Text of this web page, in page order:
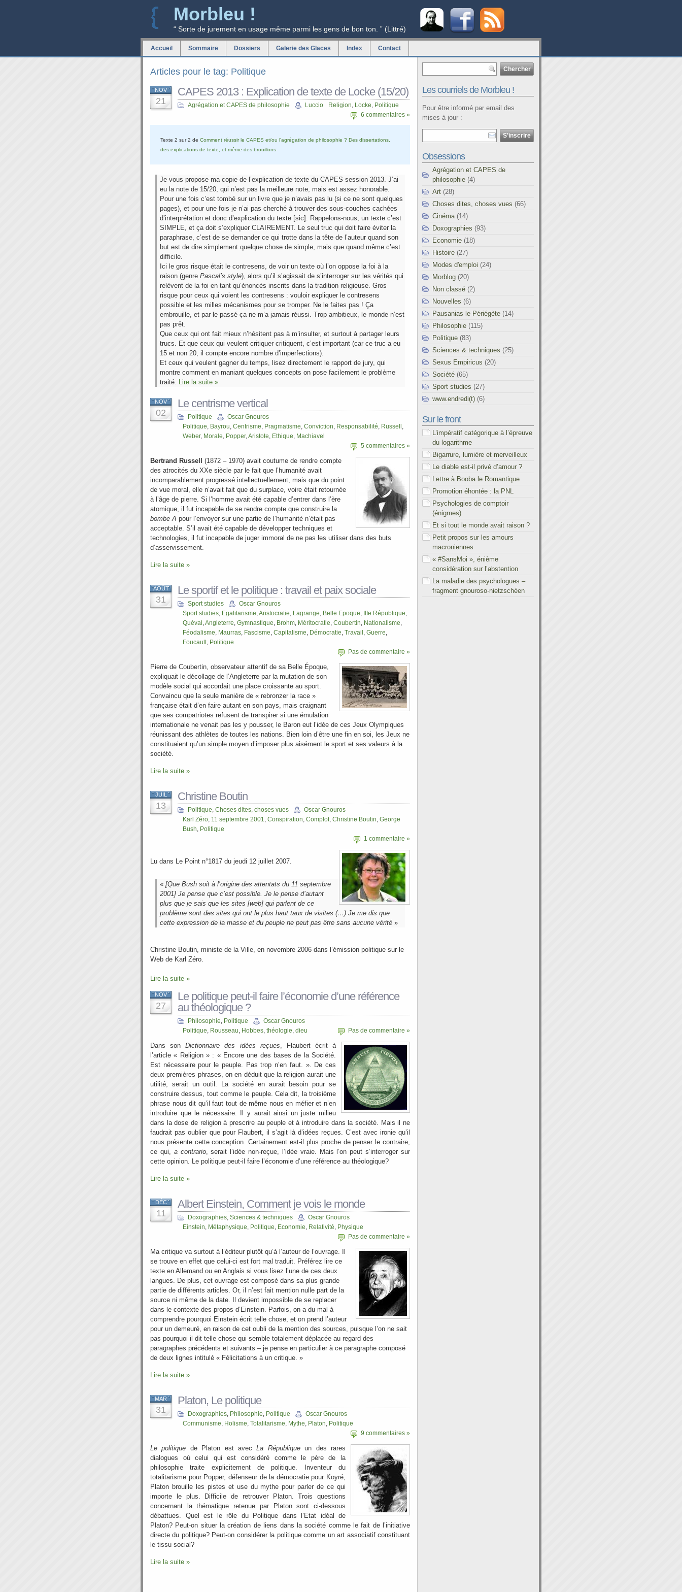
Morbleu !
“ Sorte de jurement en usage même parmi les gens de bon ton. ” (Littré)
Accueil Sommaire Dossiers Galerie des Glaces Index Contact
Articles pour le tag: Politique
NOV
21
CAPES 2013 : Explication de texte de Locke (15/20)
Agrégation et CAPES de philosophie Luccio Religion, Locke, Politique
6 commentaires »
Texte 2 sur 2 de Comment réussir le CAPES et/ou l'agrégation de philosophie ? Des dissertations,
des explications de texte, et même des brouillons
Je vous propose ma copie de l’explication de texte du CAPES session 2013. J’ai
eu la note de 15/20, qui n’est pas la meilleure note, mais est assez honorable.
Pour une fois c’est tombé sur un livre que je n’avais pas lu (si ce ne sont quelques
pages), et pour une fois je n’ai pas cherché à trouver des sous-couches cachées
d’interprétation et donc d’explication du texte [sic]. Rappelons-nous, un texte c’est
SIMPLE, et ça doit s’expliquer CLAIREMENT. Le seul truc qui doit faire éviter la
paraphrase, c’est de se demander ce qui trotte dans la tête de l’auteur quand son
but est de dire simplement quelque chose de simple, mais que quand même c’est
difficile.
Ici le gros risque était le contresens, de voir un texte où l’on oppose la foi à la
raison (genre Pascal’s style), alors qu’il s’agissait de s’interroger sur les vérités qui
relèvent de la foi en tant qu’énoncés inscrits dans la tradition religieuse. Gros
risque pour ceux qui voient les contresens : vouloir expliquer le contresens
possible et les milles mécanismes pour se tromper. Ne le faites pas ! Ça
embrouille, et par le passé ça ne m’a jamais réussi. Trop ambitieux, le monde n’est
pas prêt.
Que ceux qui ont fait mieux n’hésitent pas à m’insulter, et surtout à partager leurs
trucs. Et que ceux qui veulent critiquer critiquent, c’est important (car ce truc a eu
15 et non 20, il compte encore nombre d’imperfections).
Et ceux qui veulent gagner du temps, lisez directement le rapport de jury, qui
montre comment en maniant quelques concepts on pose facilement le problème
traité. Lire la suite »
NOV
02
Le centrisme vertical
Politique
Oscar Gnouros
Politique, Bayrou, Centrisme, Pragmatisme, Conviction, Responsabilité, Russell ,
Weber, Morale, Popper,Aristote, Ethique, Machiavel
5 commentaires »
Bertrand Russell
(1872 – 1970) avait coutume de rendre compte
des atrocités du XXe siècle par le fait que l’humanité avait
incomparablement progressé intellectuellement, mais que du point
de vue moral, elle n’avait fait que du surplace, voire était retournée
à l’âge de pierre. Si l’homme avait été capable d’entrer dans l’ère
atomique, il fut incapable de se rendre compte que construire la
bombe A pour l’envoyer sur une partie de l’humanité n’était pas
acceptable. S’il avait été capable de développer techniques et
technologies, il fut incapable de juger immoral de ne pas les utiliser dans des buts
d’asservissement.
Lire la suite »
AOÛT
31
Le sportif et le politique : travail et paix sociale
Sport studies
Oscar Gnouros
Sport studies, Egalitarisme,Aristocratie, Lagrange, Belle Epoque, IIIe République,
Quéval ,Angleterre, Gymnastique, Brohm, Méritocratie, Coubertin, Nationalisme,
Féodalisme, Maurras, Fascisme, Capitalisme, Démocratie, Travail , Guerre,
Foucault, Politique
Pas de commentaire »
Pierre de Coubertin, observateur attentif de sa Belle Époque,
expliquait le décollage de l’Angleterre par la mutation de son
modèle social qui accordait une place croissante au sport.
Convaincu que la seule manière de « rebronzer la race »
française était d’en faire autant en son pays, mais craignant
que ses compatriotes refusent de transpirer si une émulation
internationale ne venait pas les y pousser, le Baron eut l’idée de ces Jeux Olympiques
réunissant des athlètes de toutes les nations. Bien loin d’être une fin en soi, les Jeux ne
constituaient qu’un simple moyen d’imposer plus aisément le sport et ses valeurs à la
société.
Lire la suite »
JUIL
13
Christine Boutin
Politique, Choses dites, choses vues
Oscar Gnouros
Karl Zéro, 11 septembre 2001, Conspiration, Complot, Christine Boutin, George
Bush, Politique
1 commentaire »
Lu dans Le Point n°1817 du jeudi 12 juillet 2007.
« [Que Bush soit à l’origine des attentats du 11 septembre
2001] Je pense que c’est possible. Je le pense d’autant
plus que je sais que les sites [web] qui parlent de ce
problème sont des sites qui ont le plus haut taux de visites (…) Je me dis que
cette expression de la masse et du peuple ne peut pas être sans aucune vérité »
Christine Boutin, ministe de la Ville, en novembre 2006 dans l’émission politique sur le
Web de Karl Zéro.
Lire la suite »
NOV
27
Le politique peut-il faire l’économie d’une référence
au théologique ?
Philosophie, Politique
Oscar Gnouros
Politique, Rousseau, Hobbes, théologie, dieu Pas de commentaire »
Dans sonDictionnaire des idées reçues, Flaubert écrit à
l’article « Religion » : « Encore une des bases de la Société.
Est nécessaire pour le peuple. Pas trop n’en faut. ». De ces
deux premières phrases, on en déduit que la religion aurait une
utilité, serait un outil. La société en aurait besoin pour se
construire dessus, tout comme le peuple. Cela dit, la troisième
phrase nous dit qu’il faut tout de même nous en méfier et n’en
introduire que le nécessaire. Il y aurait ainsi un juste milieu
dans la dose de religion à prescrire au peuple et à introduire dans la société. Mais il ne
faudrait pas oublier que pour Flaubert, il s’agit là d’idées reçues. C’est avec ironie qu’il
nous présente cette conception. Certainement est-il plus proche de penser le contraire,
ce qui, a contrario, serait l’idée non-reçue, l’idée vraie. Mais l’on peut s’interroger sur
cette opinion. Le politique peut-il faire l’économie d’une référence au théologique?
Lire la suite »
DÉC
11
Albert Einstein, Comment je vois le monde
Doxographies, Sciences & techniques
Oscar Gnouros
Einstein, Métaphysique, Politique, Economie, Relativité, Physique
Pas de commentaire »
Ma critique va surtout à l’éditeur plutôt qu’à l’auteur de l’ouvrage. Il
se trouve en effet que celui-ci est fort mal traduit. Préférez lire ce
texte en Allemand ou en Anglais si vous lisez l’une de ces deux
langues. De plus, cet ouvrage est composé dans sa plus grande
partie de différents articles. Or, il n’est fait mention nulle part de la
source ni même de la date. Il devient impossible de se replacer
dans le contexte des propos d’Einstein. Parfois, on a du mal à
comprendre pourquoi Einstein écrit telle chose, et on prend l’auteur
pour un demeuré, en raison de cet oubli de la mention des sources, puisque l’on ne sait
pas pourquoi il dit telle chose qui semble totalement déplacée au regard des
paragraphes précédents et suivants – je pense en particulier à ce paragraphe composé
de deux lignes intitulé « Félicitations à un critique. »
Lire la suite »
MAR
31
Platon, Le politique
Doxographies, Philosophie, Politique
Oscar Gnouros
Communisme, Holisme, Totalitarisme, Mythe, Platon, Politique
9 commentaires »
Le politique de Platon est avecLa Républiqueun des rares
dialogues où celui qui est considéré comme le père de la
philosophie traite explicitement de politique. Inventeur du
totalitarisme pour Popper, défenseur de la démocratie pour Koyré,
Platon brouille les pistes et use du mythe pour parler de ce qui
importe le plus. Difficile de retrouver Platon. Trois questions
concernant la thématique retenue par Platon sont ci-dessous
débattues. Quel est le rôle du Politique dans l’Etat idéal de
Platon? Peut-on situer la création de liens dans la société comme le fait de l’initiative
directe du politique? Peut-on considérer la politique comme un art associatif constituant
le tissu social?
Lire la suite »
Les courriels de Morbleu !
Pour être informé par email des
mises à jour :
Obsessions
Agrégation et CAPES de
philosophie (4)
Art (28)
Choses dites, choses vues (66)
Cinéma (14)
Doxographies (93)
Economie (18)
Histoire (27)
Modes d'emploi (24)
Morblog (20)
Non classé (2)
Nouvelles (6)
Pausanias le Périégète (14)
Philosophie (115)
Politique (83)
Sciences & techniques (25)
Sexus Empiricus (20)
Société (65)
Sport studies (27)
www.endredi(t) (6)
Sur le front
L’impératif catégorique à l’épreuve
du logarithme
Bigarrure, lumière et merveilleux
Le diable est-il privé d’amour ?
Lettre à Booba le Romantique
Promotion éhontée : la PNL
Psychologies de comptoir
(énigmes)
Et si tout le monde avait raison ?
Petit propos sur les amours
macroniennes
« #SansMoi », énième
considération sur l’abstention
La maladie des psychologues –
fragment gnouroso-nietzschéen